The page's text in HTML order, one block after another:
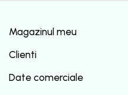
Magazinul meu
Clienti
Date comerciale